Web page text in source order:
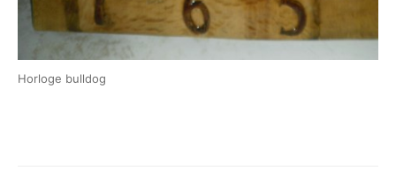
Horloge bulldog